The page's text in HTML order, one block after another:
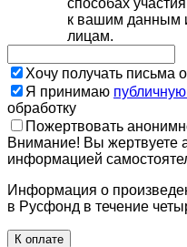
к вашим данным
лицам.
Хочу получать письма
Я принимаю
обработку
Пожертвовать
Внимание! Вы жертвуете
информацией
Информация о
в Русфонд в течение
К оплате